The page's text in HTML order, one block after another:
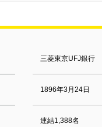
三菱東京UFJ銀行
1896年3月24日
連結1,388名